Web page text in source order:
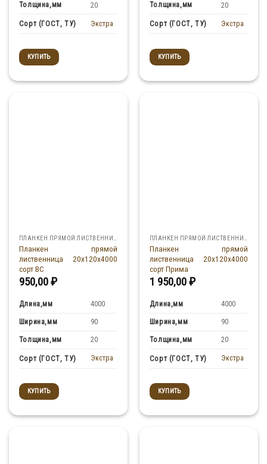
Толщина,мм 20
Сорт (ГОСТ, ТУ) Экстра
КУПИТЬ
Толщина,мм 20
Сорт (ГОСТ, ТУ) Экстра
КУПИТЬ
ПЛАНКЕН ПРЯМОЙ ЛИСТВЕННИЦА
Планкен прямой
лиственница 20x120x4000
сорт ВС
950,00₽
Длина,мм 4000
Ширина,мм 90
Толщина,мм 20
Сорт (ГОСТ, ТУ) Экстра
КУПИТЬ
ПЛАНКЕН ПРЯМОЙ ЛИСТВЕННИЦА
Планкен прямой
лиственница 20x120x4000
сорт Прима
1 950,00₽
Длина,мм 4000
Ширина,мм 90
Толщина,мм 20
Сорт (ГОСТ, ТУ) Экстра
КУПИТЬ